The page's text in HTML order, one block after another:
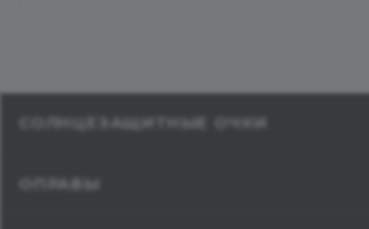
СОЛНЦЕЗАЩИТНЫЕ ОЧКИ
ОПРАВЫ